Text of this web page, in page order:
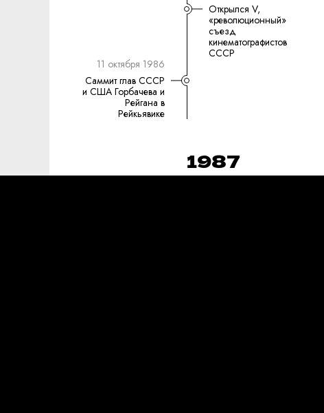
Открылся V,
«революционный»
съезд
кинематографистов
СССР
11 октября 1986
Саммит глав СССР
и США Горбачева и
Рейгана в
Рейкьявике
1987